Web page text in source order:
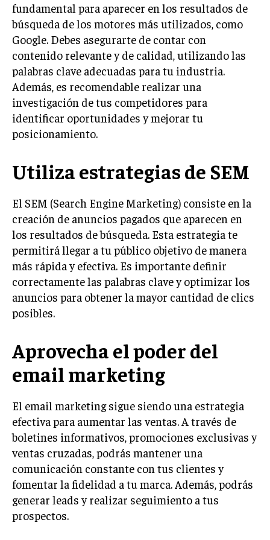
fundamental para aparecer en los resultados de
búsqueda de los motores más utilizados, como
Google. Debes asegurarte de contar con
contenido relevante y de calidad, utilizando las
palabras clave adecuadas para tu industria.
Además, es recomendable realizar una
investigación de tus competidores para
identificar oportunidades y mejorar tu
posicionamiento.
Utiliza estrategias de SEM
El SEM (Search Engine Marketing) consiste en la
creación de anuncios pagados que aparecen en
los resultados de búsqueda. Esta estrategia te
permitirá llegar a tu público objetivo de manera
más rápida y efectiva. Es importante definir
correctamente las palabras clave y optimizar los
anuncios para obtener la mayor cantidad de clics
posibles.
Aprovecha el poder del
email marketing
El email marketing sigue siendo una estrategia
efectiva para aumentar las ventas. A través de
boletines informativos, promociones exclusivas y
ventas cruzadas, podrás mantener una
comunicación constante con tus clientes y
fomentar la fidelidad a tu marca. Además, podrás
generar leads y realizar seguimiento a tus
prospectos.